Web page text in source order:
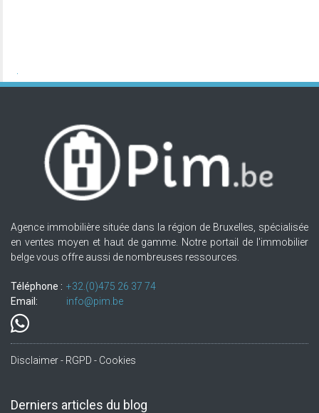
Agence immobilière située dans la région de Bruxelles, spécialisée
en ventes moyen et haut de gamme. Notre portail de l'immobilier
belge vous offre aussi de nombreuses ressources.
Téléphone : +32.(0)475 26 37 74
Email:
info@pim.be
Disclaimer - RGPD - Cookies
Derniers articles du blog